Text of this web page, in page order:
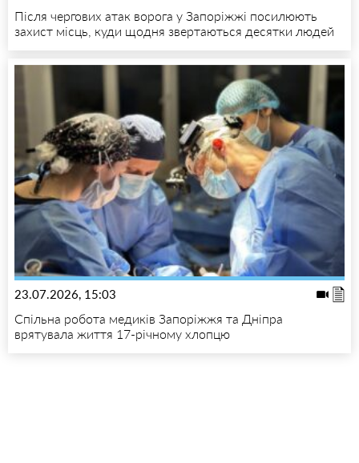
Після чергових атак ворога у Запоріжжі посилюють
захист місць, куди щодня звертаються десятки людей
23.07.2026, 15:03
Спільна робота медиків Запоріжжя та Дніпра
врятувала життя 17-річному хлопцю